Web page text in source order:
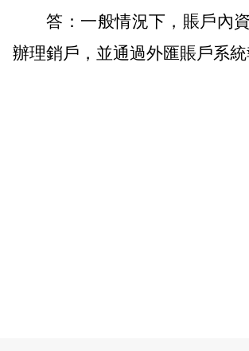
答：一般情況下，賬戶內
辦理銷戶，並通過外匯賬戶系